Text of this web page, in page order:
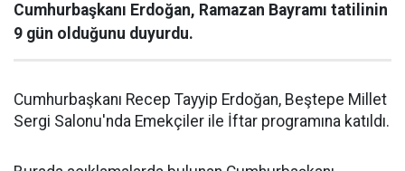
Cumhurbaşkanı Erdoğan, Ramazan Bayramı tatilinin
9 gün olduğunu duyurdu.
Cumhurbaşkanı Recep Tayyip Erdoğan, Beştepe Millet
Sergi Salonu'nda Emekçiler ile İftar programına katıldı.